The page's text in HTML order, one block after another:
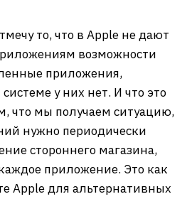
то, что в Apple не дают
возможности
приложения,
у них нет. И что это
что мы получаем ситуацию,
нужно периодически
стороннего магазина,
приложение. Это как
Apple для альтернативных